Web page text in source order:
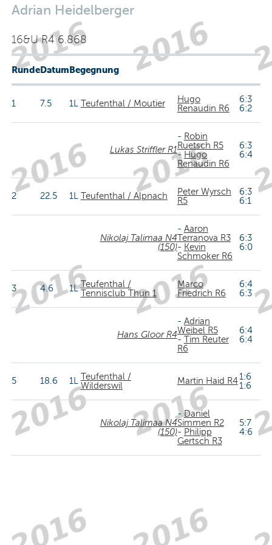
Adrian Heidelberger
16&U R4 6.868
RundeDatumBegegnung
1 7.5 1L Teufenthal / Moutier
Hugo
Renaudin R6
6:3
6:2
Lukas Striffler R1
- Robin
Ruetsch R5
- Hugo
Renaudin R6
6:3
6:4
2 22.5 1L Teufenthal / Alpnach
Peter Wyrsch
R5
6:3
6:1
Nikolaj Talimaa N4
(150)
- Aaron
Terranova R3
- Kevin
Schmoker R6
6:3
6:0
3 4.6 1LTeufenthal /
Tennisclub Thun 1
Marco
Friedrich R6
6:4
6:3
Hans Gloor R4
- Adrian
Weibel R5
- Tim Reuter
R6
6:4
6:4
5 18.6 1LTeufenthal /
Wilderswil
Martin Haid R4 1:6
1:6
Nikolaj Talimaa N4
(150)
- Daniel
Simmen R2
- Philipp
Gertsch R3
5:7
4:6